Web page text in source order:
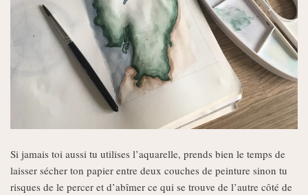
Si jamais toi aussi tu utilises l’aquarelle, prends bien le temps de
laisser sécher ton papier entre deux couches de peinture sinon tu
risques de le percer et d’abîmer ce qui se trouve de l’autre côté de